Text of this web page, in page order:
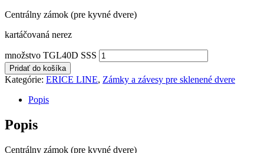
Centrálny zámok (pre kyvné dvere)
kartáčovaná nerez
množstvo TGL40D SSS
Pridať do košíka
Kategórie: ERICE LINE, Zámky a závesy pre sklenené dvere
Popis
Popis
Centrálny zámok (pre kyvné dvere)